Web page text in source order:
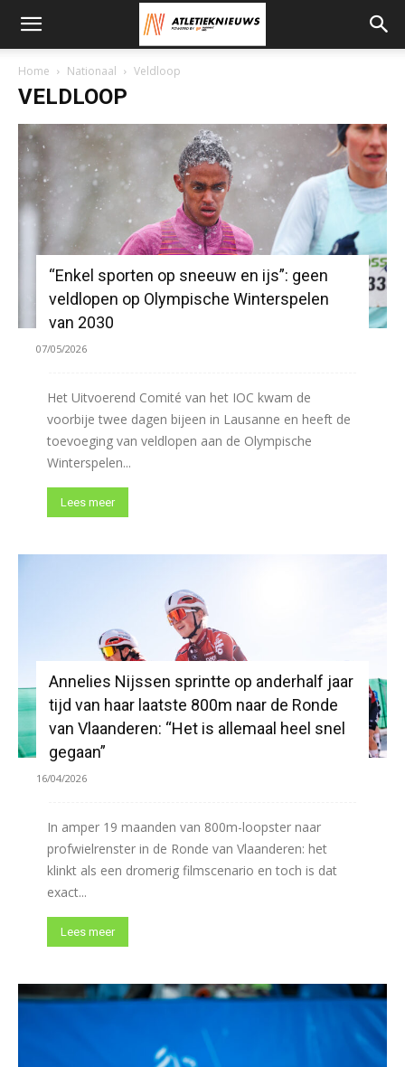
Home Nationaal Veldloop
VELDLOOP
“Enkel sporten op sneeuw en ijs”: geen
veldlopen op Olympische Winterspelen
van 2030
07/05/2026
Het Uitvoerend Comité van het IOC kwam de
voorbije twee dagen bijeen in Lausanne en heeft de
toevoeging van veldlopen aan de Olympische
Winterspelen...
Lees meer
Annelies Nijssen sprintte op anderhalf jaar
tijd van haar laatste 800m naar de Ronde
van Vlaanderen: “Het is allemaal heel snel
gegaan”
16/04/2026
In amper 19 maanden van 800m-loopster naar
profwielrenster in de Ronde van Vlaanderen: het
klinkt als een dromerig filmscenario en toch is dat
exact...
Lees meer